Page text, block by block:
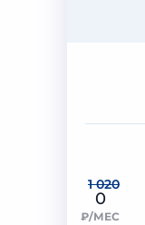
1 020
0
₽/МЕС